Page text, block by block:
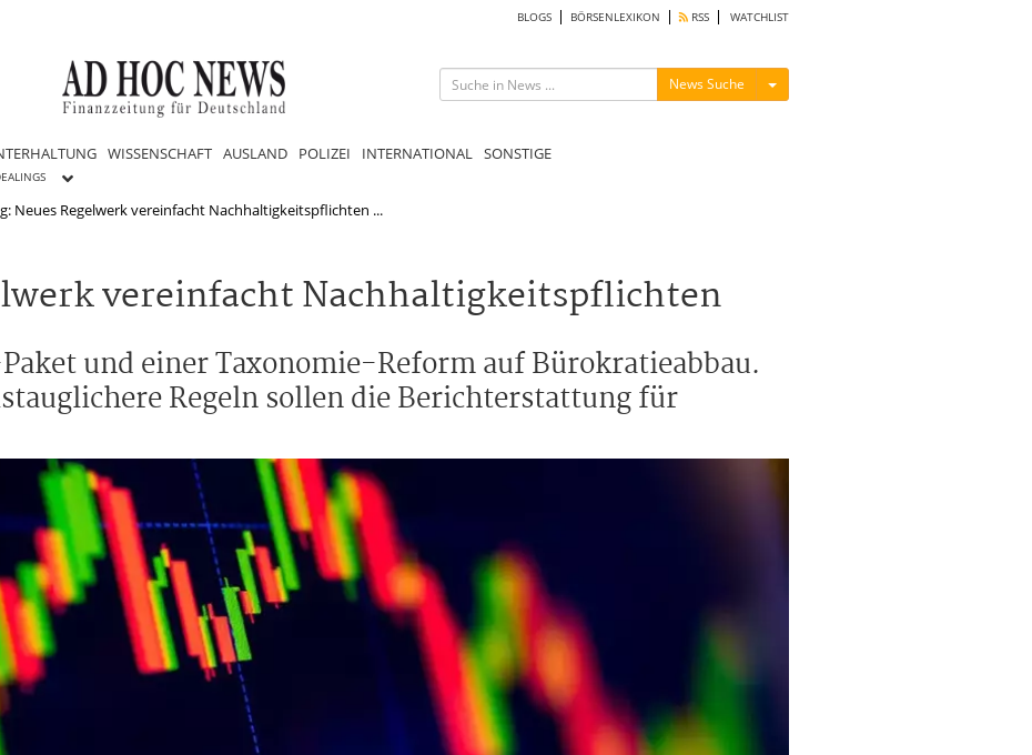
BLOGS BÖRSENLEXIKON RSS WATCHLIST
News Suche Menü ein-/ausblenden
WISSENSCHAFT AUSLAND POLIZEI INTERNATIONAL SONSTIGE
Neues Regelwerk vereinfacht Nachhaltigkeitspflichten ...
vereinfacht Nachhaltigkeitspflichten
und einer Taxonomie-Reform auf Bürokratieabbau.
Regeln sollen die Berichterstattung für